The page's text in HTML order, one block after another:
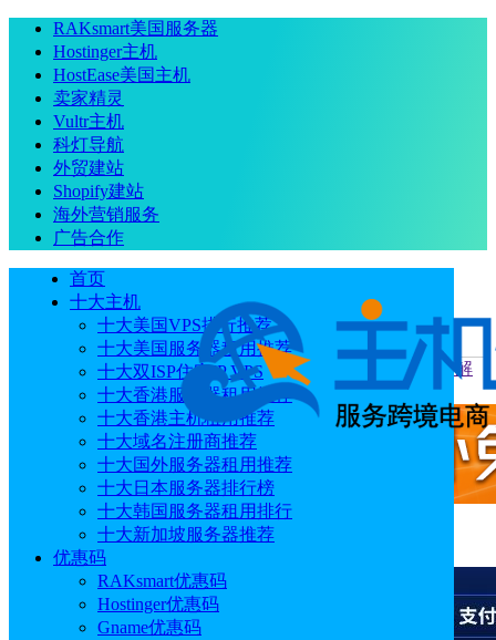
RAKsmart美国服务器
Hostinger主机
HostEase美国主机
卖家精灵
Vultr主机
科灯导航
外贸建站
Shopify建站
海外营销服务
广告合作
首页
十大主机
十大美国VPS排行推荐
十大美国服务器租用推荐
十大双ISP住宅IP VPS
十大香港服务器租用推荐
十大香港主机租用推荐
十大域名注册商推荐
十大国外服务器租用推荐
十大日本服务器排行榜
十大韩国服务器租用排行
十大新加坡服务器推荐
优惠码
RAKsmart优惠码
Hostinger优惠码
Gname优惠码
当前位置：首页 运营推广 什么是域名解析?如何进行域名解